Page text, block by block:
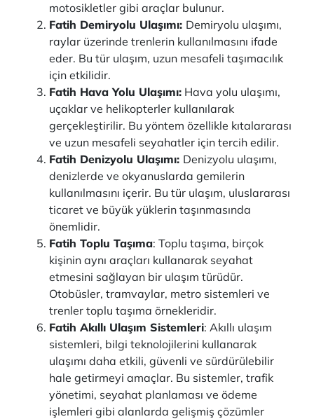
motosikletler gibi araçlar bulunur.
Fatih Demiryolu Ulaşımı: Demiryolu ulaşımı,
raylar üzerinde trenlerin kullanılmasını ifade
eder. Bu tür ulaşım, uzun mesafeli taşımacılık
için etkilidir.
Fatih Hava Yolu Ulaşımı: Hava yolu ulaşımı,
uçaklar ve helikopterler kullanılarak
gerçekleştirilir. Bu yöntem özellikle kıtalararası
ve uzun mesafeli seyahatler için tercih edilir.
Fatih Denizyolu Ulaşımı: Denizyolu ulaşımı,
denizlerde ve okyanuslarda gemilerin
kullanılmasını içerir. Bu tür ulaşım, uluslararası
ticaret ve büyük yüklerin taşınmasında
önemlidir.
Fatih Toplu Taşıma: Toplu taşıma, birçok
kişinin aynı araçları kullanarak seyahat
etmesini sağlayan bir ulaşım türüdür.
Otobüsler, tramvaylar, metro sistemleri ve
trenler toplu taşıma örnekleridir.
Fatih Akıllı Ulaşım Sistemleri: Akıllı ulaşım
sistemleri, bilgi teknolojilerini kullanarak
ulaşımı daha etkili, güvenli ve sürdürülebilir
hale getirmeyi amaçlar. Bu sistemler, trafik
yönetimi, seyahat planlaması ve ödeme
işlemleri gibi alanlarda gelişmiş çözümler